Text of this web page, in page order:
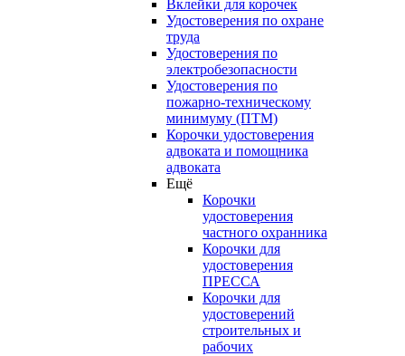
Вклейки для корочек
Удостоверения по охране
труда
Удостоверения по
электробезопасности
Удостоверения по
пожарно-техническому
минимуму (ПТМ)
Корочки удостоверения
адвоката и помощника
адвоката
Ещё
Корочки
удостоверения
частного охранника
Корочки для
удостоверения
ПРЕССА
Корочки для
удостоверений
строительных и
рабочих